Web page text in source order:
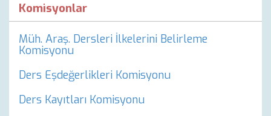
Komisyonlar
Müh. Araş. Dersleri İlkelerini Belirleme
Komisyonu
Ders Eşdeğerlikleri Komisyonu
Ders Kayıtları Komisyonu